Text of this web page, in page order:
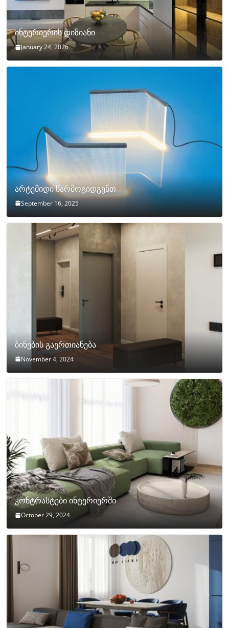
ინტერიერის დიზიანი
January 24, 2026
არტემიდი წარმოგიდგენთ
September 16, 2025
ბინების გაერთიანება
November 4, 2024
კონტრასტები ინტერიერში
October 29, 2024